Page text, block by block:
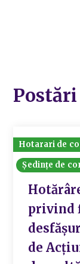
Hotarari de
Ședințe de
privind
de